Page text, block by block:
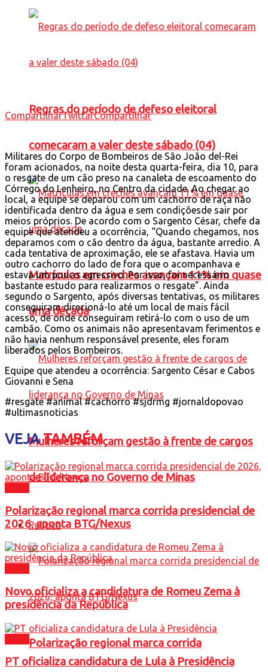
Regras do período de defeso eleitoral
comecaram a valer deste sábado (04)
Matrículas em creches avançam 11% em quase
uma década
Mulheres reforçam gestão à frente de cargos
de liderança no Governo de Minas
Política
Polarização regional marca corrida
CompartilharTwittarCompartilhar
Militares do Corpo de Bombeiros de São João del-Rei
foram acionados, na noite desta quarta-feira, dia 10, para
o resgate de um cão preso na canaleta de escoamento do
Córrego do Lenheiro, no Centro da cidade. Ao chegar ao
local, a equipe se deparou com um cachorro de raça não
identificada dentro da água e sem condiçõesde sair por
meios próprios. De acordo com o Sargento César, chefe da
equipe que atendeu a ocorrência, “Quando chegamos, nos
deparamos com o cão dentro da água, bastante arredio. A
cada tentativa de aproximação, ele se afastava. Havia um
outro cachorro do lado de fora que o acompanhava e
estava um pouco agressivo. Por isso, foi necessário
bastante estudo para realizarmos o resgate”. Ainda
segundo o Sargento, após diversas tentativas, os militares
conseguiram direcioná-lo até um local de mais fácil
acesso, de onde conseguiram retirá-lo com o uso de um
cambão. Como os animais não apresentavam ferimentos e
não havia nenhum responsável presente, eles foram
liberados pelos Bombeiros.
Equipe que atendeu a ocorrência: Sargento César e Cabos
Giovanni e Sena
#resgate #animal #cachorro #sjdrmg #jornaldopovao
#ultimasnoticias
VEJATAMBÉM
Polarização regional marca corrida presidencial de
2026, aponta BTG/Nexus
Novo oficializa a candidatura de Romeu Zema à
presidência da República
PT oficializa candidatura de Lula à Presidência